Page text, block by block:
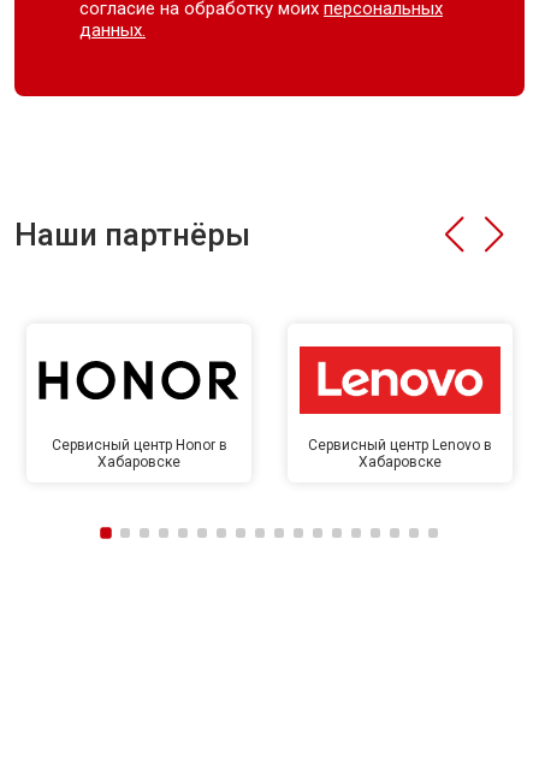
согласие на обработку моихперсональных
данных.
Наши партнёры
Сервисный центр Honor в
Хабаровске
Сервисный центр Lenovo в
Хабаровске